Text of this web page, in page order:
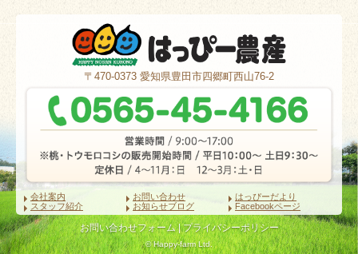
〒470-0373 愛知県豊田市四郷町西山76-2
会社案内 お問い合わせ
はっぴーだより
スタッフ紹介
お知らせブログ Facebookページ
お問い合わせフォーム|プライバシーポリシー
© Happy-farm Ltd.